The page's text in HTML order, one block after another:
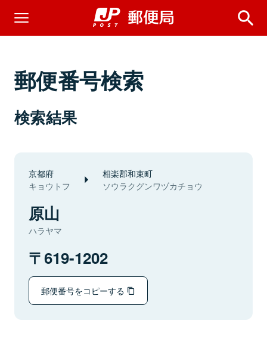
郵便番号検索
検索結果
京都府
キョウトフ
相楽郡和束町
ソウラクグンワヅカチョウ
原山
ハラヤマ
619-1202
郵便番号をコピーする